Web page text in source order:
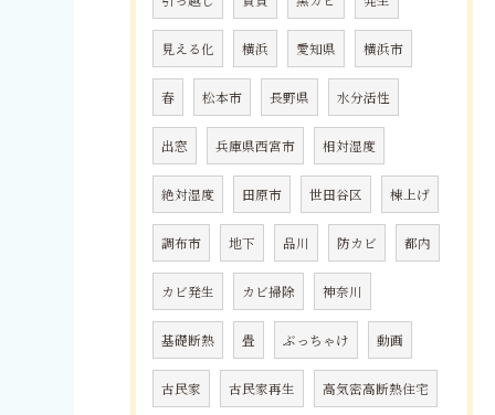
見える化 横浜 愛知県 横浜市
春 松本市 長野県 水分活性
出窓 兵庫県西宮市 相対湿度
絶対湿度 田原市 世田谷区 棟上げ
調布市 地下 品川 防カビ 都内
カビ発生 カビ掃除 神奈川
基礎断熱 畳 ぶっちゃけ 動画
古民家 古民家再生 高気密高断熱住宅